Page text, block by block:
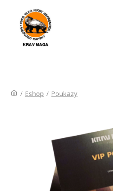
/ Eshop / Poukazy